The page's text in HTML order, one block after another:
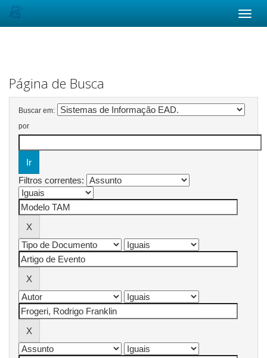
Página de Busca
Buscar em:
por
Filtros correntes: